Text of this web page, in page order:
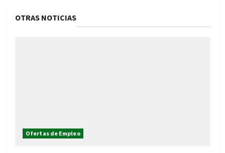
OTRAS NOTICIAS
Ofertas de Empleo